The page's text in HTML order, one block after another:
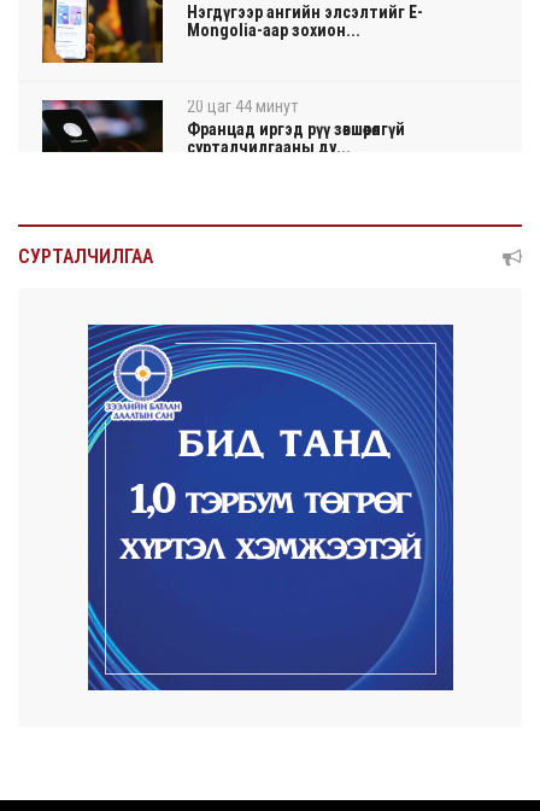
Нэгдүгээр ангийн элсэлтийг E-
Mongolia-аар зохион...
20 цаг 44 минут
Францад иргэд рүү зөвшөөрөлгүй
сурталчилгааны ду...
20 цаг 48 минут
20 цаг 50 минут
Автомашины улсын дугаар сондгой
Улаанбаатарт өдөртөө 30 хэм дулаан
Улсын чанартай хатуу хучилттай авто
СУРТАЛЧИЛГАА